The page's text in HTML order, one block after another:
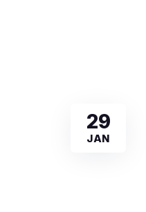
29
JAN